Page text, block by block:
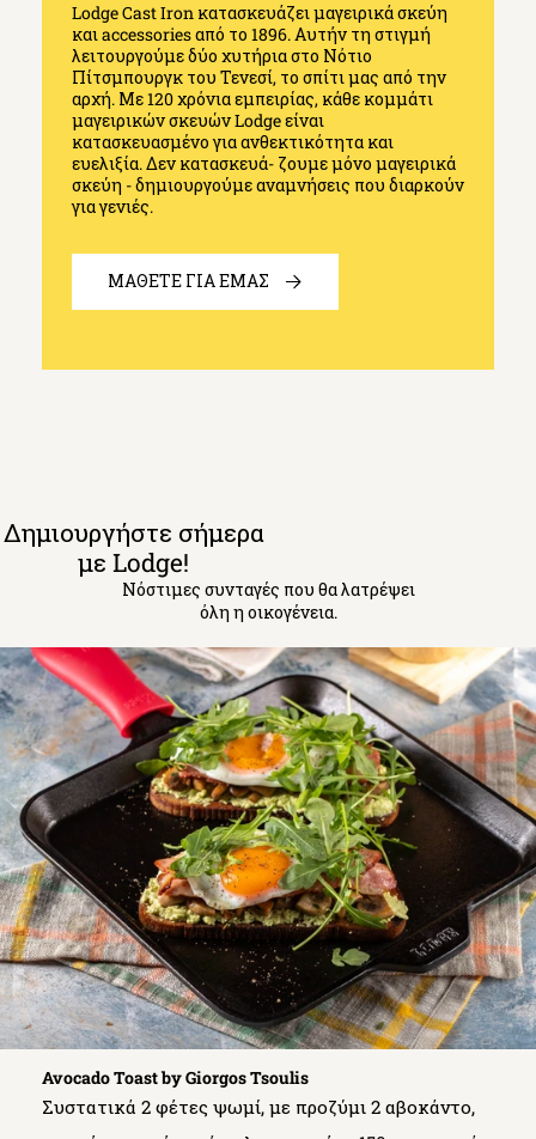
Lodge Cast Iron κατασκευάζει μαγειρικά σκεύη
και accessories από το 1896. Αυτήν τη στιγμή
λειτουργούμε δύο χυτήρια στο Νότιο
Πίτσμπουργκ του Τενεσί, το σπίτι μας από την
αρχή. Με 120 χρόνια εμπειρίας, κάθε κομμάτι
μαγειρικών σκευών Lodge είναι
κατασκευασμένο για ανθεκτικότητα και
ευελιξία. Δεν κατασκευά- ζουμε μόνο μαγειρικά
σκεύη - δημιουργούμε αναμνήσεις που διαρκούν
για γενιές.
ΜΑΘΕΤΕ ΓΙΑ ΕΜΑΣ
Δημιουργήστε σήμερα
με Lodge!
Νόστιμες συνταγές που θα λατρέψει
όλη η οικογένεια.
Avocado Toast by Giorgos Tsoulis
Συστατικά 2 φέτες ψωμί, με προζύμι 2 αβοκάντο,